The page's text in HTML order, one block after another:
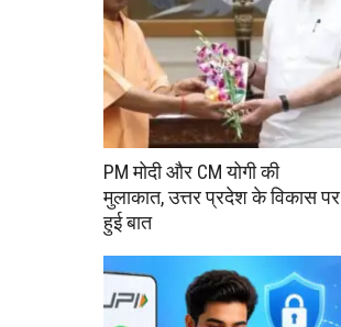
PM मोदी और CM योगी की
मुलाकात, उत्तर प्रदेश के विकास पर
हुई बात